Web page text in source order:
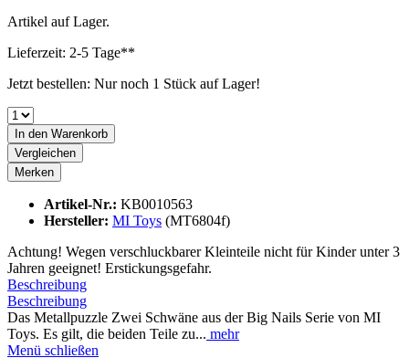
Artikel auf Lager.
Lieferzeit: 2-5 Tage**
Jetzt bestellen: Nur noch 1 Stück auf Lager!
In den Warenkorb
Vergleichen
Merken
Artikel-Nr.: KB0010563
Hersteller: MI Toys (MT6804f)
Achtung! Wegen verschluckbarer Kleinteile nicht für Kinder unter 3
Jahren geeignet! Erstickungsgefahr.
Beschreibung
Beschreibung
Das Metallpuzzle Zwei Schwäne aus der Big Nails Serie von MI
Toys. Es gilt, die beiden Teile zu... mehr
Menü schließen